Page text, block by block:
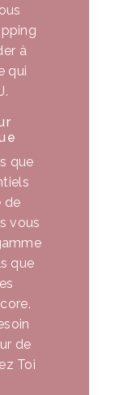
à
qui
que
de
vous
que
de
Toi